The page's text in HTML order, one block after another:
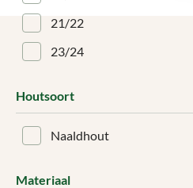
21/22
23/24
Houtsoort
Naaldhout
Materiaal